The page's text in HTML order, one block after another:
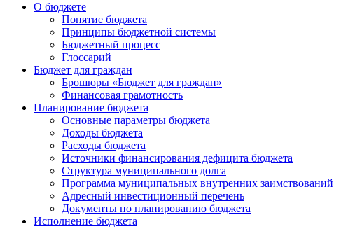
О бюджете
Понятие бюджета
Принципы бюджетной системы
Бюджетный процесс
Глоссарий
Бюджет для граждан
Брошюры «Бюджет для граждан»
Финансовая грамотность
Планирование бюджета
Основные параметры бюджета
Доходы бюджета
Расходы бюджета
Источники финансирования дефицита бюджета
Структура муниципального долга
Программа муниципальных внутренних заимствований
Адресный инвестиционный перечень
Документы по планированию бюджета
Исполнение бюджета